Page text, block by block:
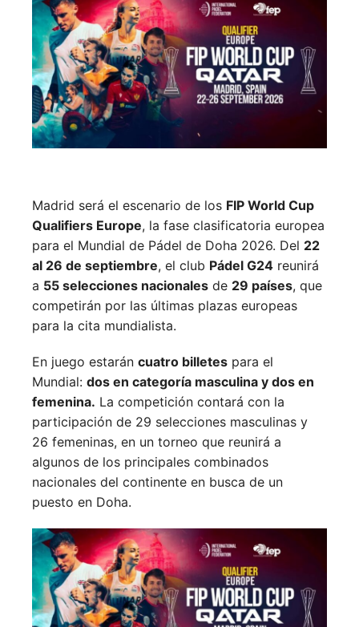
Madrid será el escenario de los FIP World Cup
Qualifiers Europe, la fase clasificatoria europea
para el Mundial de Pádel de Doha 2026. Del 22
al 26 de septiembre, el club Pádel G24 reunirá
a 55 selecciones nacionales de 29 países, que
competirán por las últimas plazas europeas
para la cita mundialista.
En juego estarán cuatro billetes para el
Mundial: dos en categoría masculina y dos en
femenina. La competición contará con la
participación de 29 selecciones masculinas y
26 femeninas, en un torneo que reunirá a
algunos de los principales combinados
nacionales del continente en busca de un
puesto en Doha.